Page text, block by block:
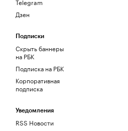
Дзен
Подписки
Скрыть баннеры
на РБК
Подписка на РБК
Корпоративная
подписка
Уведомления
RSS Новости